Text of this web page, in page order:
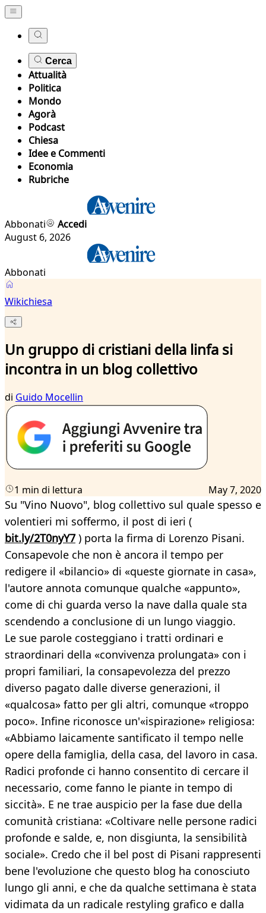
Cerca
Attualità
Politica
Mondo
Agorà
Podcast
Chiesa
Idee e Commenti
Economia
Rubriche
Abbonati
Accedi
August 6, 2026
Abbonati
Wikichiesa
Un gruppo di cristiani della linfa si
incontra in un blog collettivo
di Guido Mocellin
1 min di lettura May 7, 2020
Su "Vino Nuovo", blog collettivo sul quale spesso e
volentieri mi soffermo, il post di ieri (
bit.ly/2T0nyY7) porta la firma di Lorenzo Pisani.
Consapevole che non è ancora il tempo per
redigere il «bilancio» di «queste giornate in casa»,
l'autore annota comunque qualche «appunto»,
come di chi guarda verso la nave dalla quale sta
scendendo a conclusione di un lungo viaggio.
Le sue parole costeggiano i tratti ordinari e
straordinari della «convivenza prolungata» con i
propri familiari, la consapevolezza del prezzo
diverso pagato dalle diverse generazioni, il
«qualcosa» fatto per gli altri, comunque «troppo
poco». Infine riconosce un'«ispirazione» religiosa:
«Abbiamo laicamente santificato il tempo nelle
opere della famiglia, della casa, del lavoro in casa.
Radici profonde ci hanno consentito di cercare il
necessario, come fanno le piante in tempo di
siccità». E ne trae auspicio per la fase due della
comunità cristiana: «Coltivare nelle persone radici
profonde e salde, e, non disgiunta, la sensibilità
sociale». Credo che il bel post di Pisani rappresenti
bene l'evoluzione che questo blog ha conosciuto
lungo gli anni, e che da qualche settimana è stata
vidimata da un radicale restyling grafico e dalla